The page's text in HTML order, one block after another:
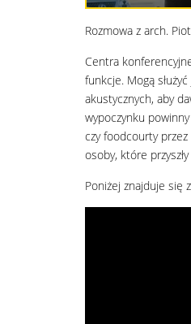
Rozmowa z arch.
Centra
funkcje. Mogą
akustycznych, aby
wypoczynku
czy foodcourty przez
osoby, które
Poniżej znajduje się